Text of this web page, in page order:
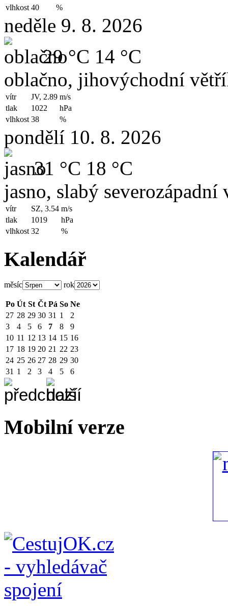
vlhkost 40 %
neděle 9. 8. 2026
29 °C 14 °C
oblačno, jihovýchodní
vítr JV, 2.89 m/s
tlak
1022
hPa
vlhkost 38 %
pondělí 10. 8. 2026
31 °C 18 °C
jasno, slabý severozápadní
vítr SZ, 3.54 m/s
tlak
1019
hPa
vlhkost 32 %
Kalendář
měsíc rok
Po Út St Čt Pá So Ne
27 28 29 30 31 1
2
3
4 5 6 7 8
9
10 11 12 13 14 15 16
17 18 19 20 21 22 23
24 25 26 27 28 29 30
31 1 2 3 4 5 6
Mobilní verze